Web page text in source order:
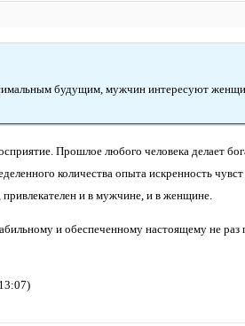
будущим, мужчин интересуют
Прошлое любого человека делает
количества опыта искренность
и в мужчине, и в женщине.
и обеспеченному настоящему не раз